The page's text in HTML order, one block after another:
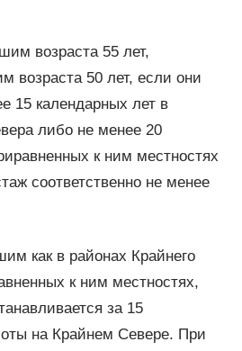
возраста 55 лет,
возраста 50 лет, если они
15 календарных лет в
либо не менее 20
к ним местностях
соответственно не менее
как в районах Крайнего
к ним местностях,
за 15
на Крайнем Севере. При